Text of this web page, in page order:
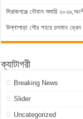
সিরাজগঞ্জে নৌযান শুমারি
উল্লাপাড়া পৌর শহরে চলমান ড্রেন
ক্যাটাগরী
Breaking News
Slider
Uncategorized